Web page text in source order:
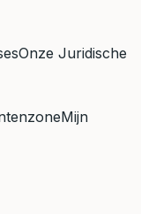
Onze Juridische
Mijn